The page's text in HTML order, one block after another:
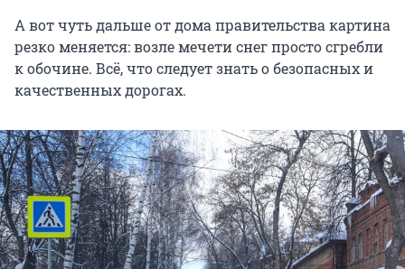
А вот чуть дальше от дома правительства картина
резко меняется: возле мечети снег просто сгребли
к обочине. Всё, что следует знать о безопасных и
качественных дорогах.